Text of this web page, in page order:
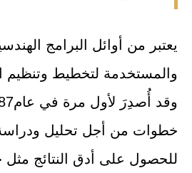
يعتبر من أوائل البرامج
والمستخدمة لتخطيط وتنظيم
خطوات من أجل تحليل
للحصول على أدق النتائج